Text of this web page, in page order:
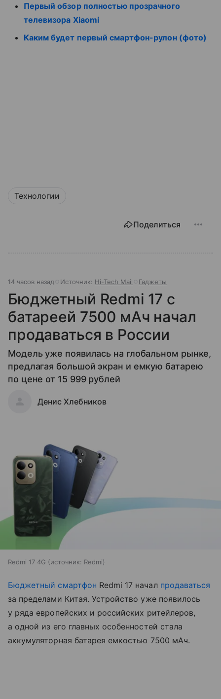
Первый обзор полностью прозрачного
телевизора Xiaomi
Каким будет первый смартфон-рулон (фото)
Технологии
Поделиться
14 часов назад Источник: Hi-Tech Mail Гаджеты
Бюджетный Redmi 17 с
батареей 7500 мАч начал
продаваться в России
Модель уже появилась на глобальном рынке,
предлагая большой экран и емкую батарею
по цене от 15 999 рублей
Денис Хлебников
Redmi 17 4G источник: Redmi
Бюджетный смартфон Redmi 17 начал продаваться
за пределами Китая. Устройство уже появилось
у ряда европейских и российских ритейлеров,
а одной из его главных особенностей стала
аккумуляторная батарея емкостью 7500 мАч.